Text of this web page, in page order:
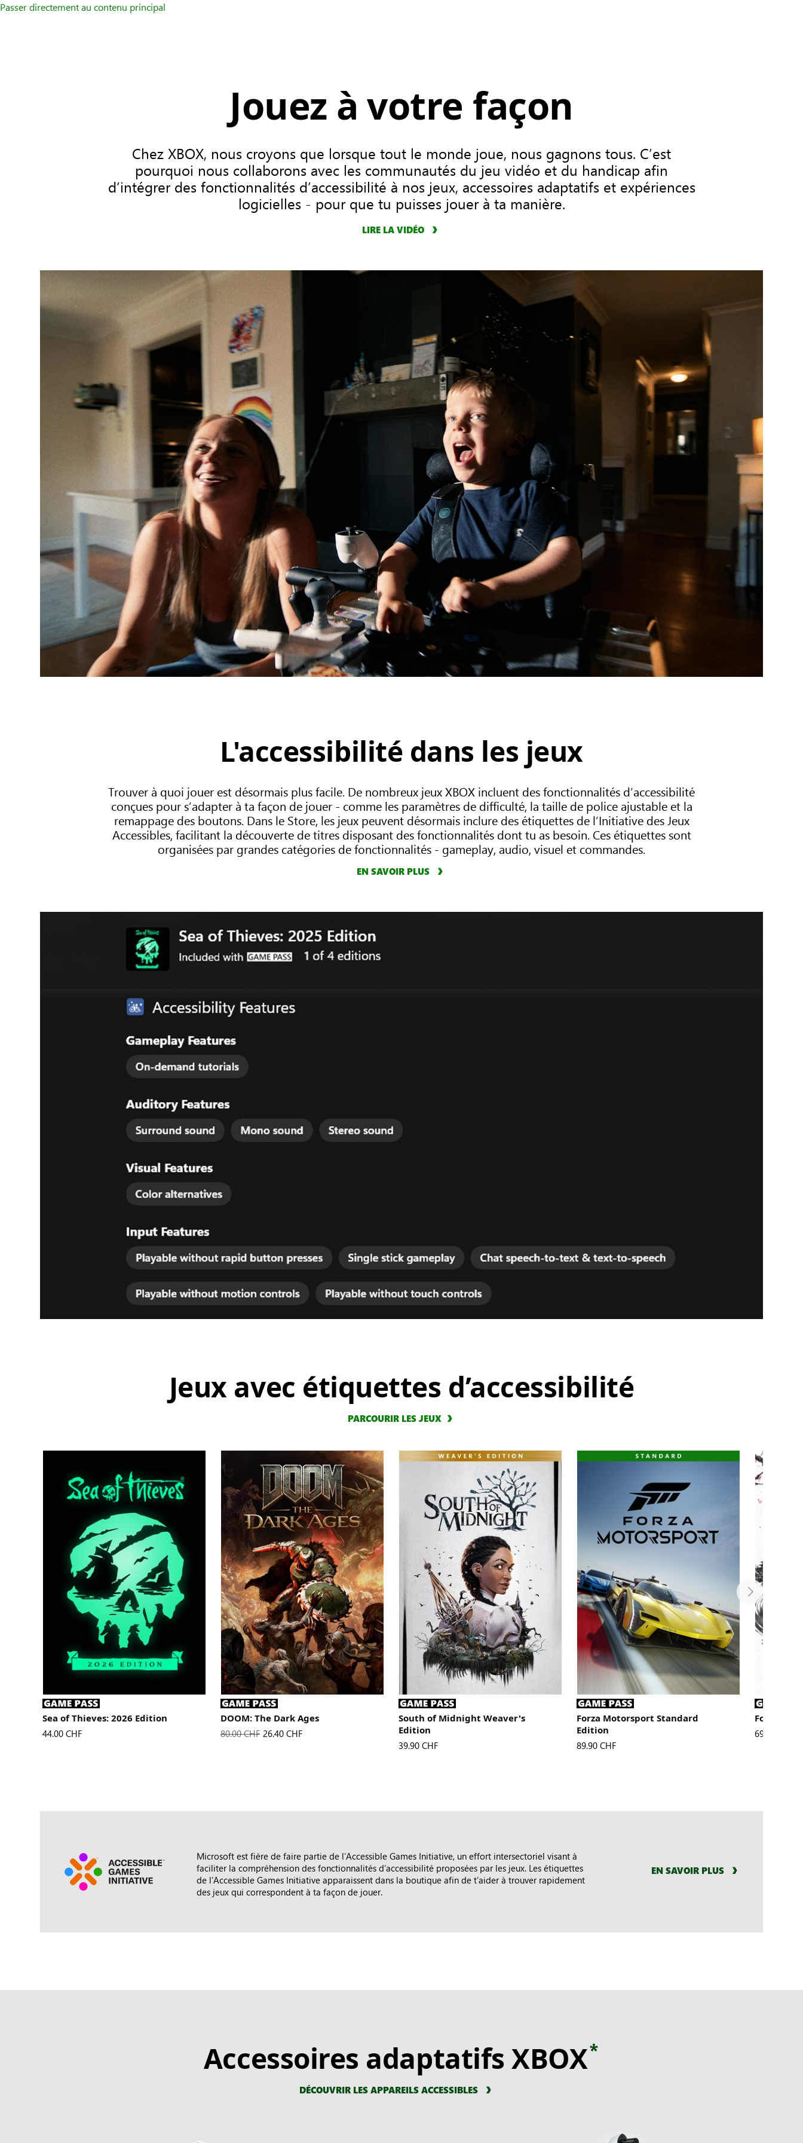
Passer directement au contenu principal
Jouez à votre façon
Chez XBOX, nous croyons que lorsque tout le monde joue, nous gagnons tous. C’est
pourquoi nous collaborons avec les communautés du jeu vidéo et du handicap afin
d’intégrer des fonctionnalités d’accessibilité à nos jeux, accessoires adaptatifs et expériences
logicielles - pour que tu puisses jouer à ta manière.
LIRE LA VIDÉO
L'accessibilité dans les jeux
Trouver à quoi jouer est désormais plus facile. De nombreux jeux XBOX incluent des fonctionnalités d’accessibilité
conçues pour s’adapter à ta façon de jouer - comme les paramètres de difficulté, la taille de police ajustable et la
remappage des boutons. Dans le Store, les jeux peuvent désormais inclure des étiquettes de l’Initiative des Jeux
Accessibles, facilitant la découverte de titres disposant des fonctionnalités dont tu as besoin. Ces étiquettes sont
organisées par grandes catégories de fonctionnalités - gameplay, audio, visuel et commandes.
EN SAVOIR PLUS
Jeux avec étiquettes d’accessibilité
PARCOURIR LES JEUX
Sea of Thieves: 2026 Edition
Le nouveau prix s’élève à
44.00 CHF
DOOM: The Dark Ages
Prix plein de
80.00 CHFNew Price
26.40 CHF
South of Midnight Weaver's
Edition
Le nouveau prix s’élève à
39.90 CHF
Forza Motorsport Standard
Edition
Le nouveau prix s’élève à
89.90 CHF
Forza
Le nouveau
69.90 CHF
Microsoft est fière de faire partie de l’Accessible Games Initiative, un effort intersectoriel visant à
faciliter la compréhension des fonctionnalités d’accessibilité proposées par les jeux. Les étiquettes
de l’Accessible Games Initiative apparaissent dans la boutique afin de t’aider à trouver rapidement
des jeux qui correspondent à ta façon de jouer.
EN SAVOIR PLUS
Accessoires adaptatifs XBOX*
DÉCOUVRIR LES APPAREILS ACCESSIBLES